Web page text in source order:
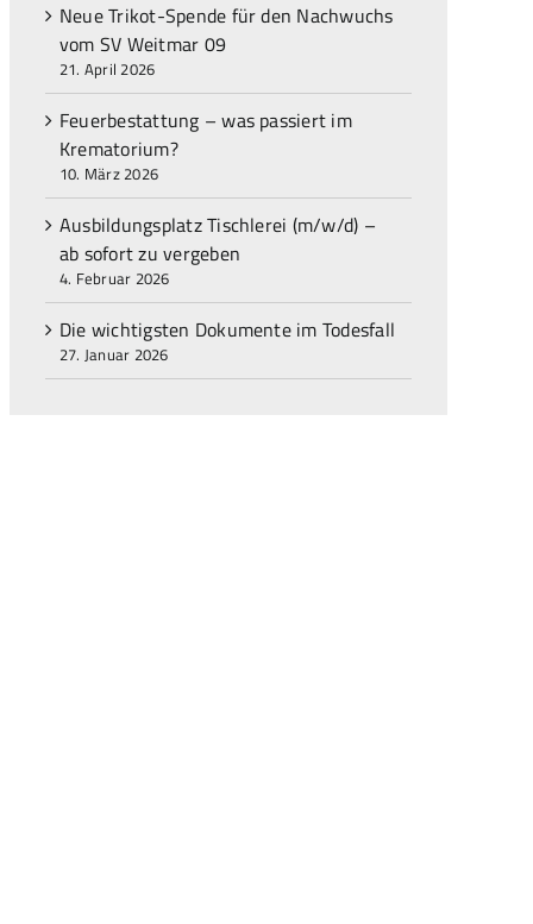
Neue Trikot-Spende für den Nachwuchs
vom SV Weitmar 09
21. April 2026
Feuerbestattung – was passiert im
Krematorium?
10. März 2026
Ausbildungsplatz Tischlerei (m/w/d) –
ab sofort zu vergeben
4. Februar 2026
Die wichtigsten Dokumente im Todesfall
27. Januar 2026